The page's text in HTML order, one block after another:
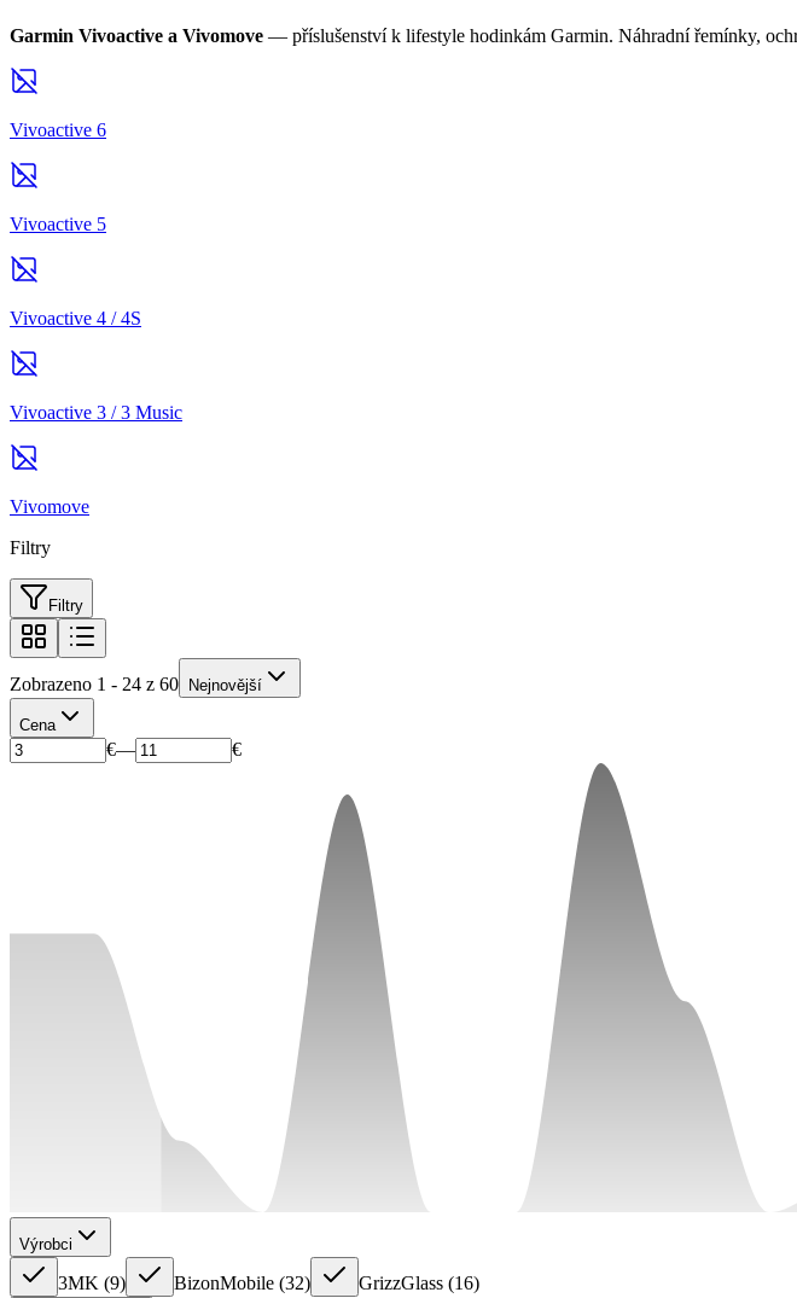
Garmin Vivoactive a Vivomove — příslušenství k lifestyle hodinkám Garmin. Náhradní řemínky,
Vivoactive 6
Vivoactive 5
Vivoactive 4 / 4S
Vivoactive 3 / 3 Music
Vivomove
Filtry
Filtry
Zobrazeno 1 - 24 z 60 Nejnovější
Cena
€— €
Výrobci
3MK (9) BizonMobile (32) GrizzGlass (16)